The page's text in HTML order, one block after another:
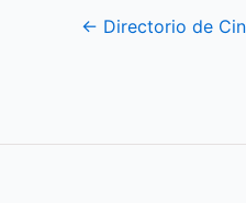
← Directorio de